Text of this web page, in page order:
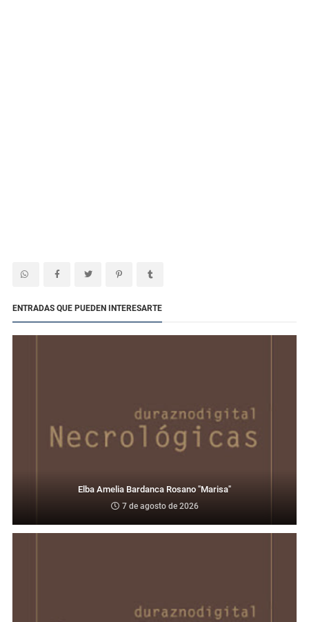
ENTRADAS QUE PUEDEN INTERESARTE
Elba Amelia Bardanca Rosano "Marisa"
7 de agosto de 2026